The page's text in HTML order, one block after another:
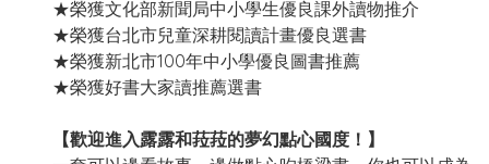
★榮獲文化部新聞局中小學生優良課外讀物推介
★榮獲台北市兒童深耕閱讀計畫優良選書
★榮獲新北市100年中小學優良圖書推薦
★榮獲好書大家讀推薦選書
【歡迎進入露露和菈菈的夢幻點心國度！】